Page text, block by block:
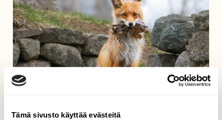
Tämä sivusto käyttää evästeitä